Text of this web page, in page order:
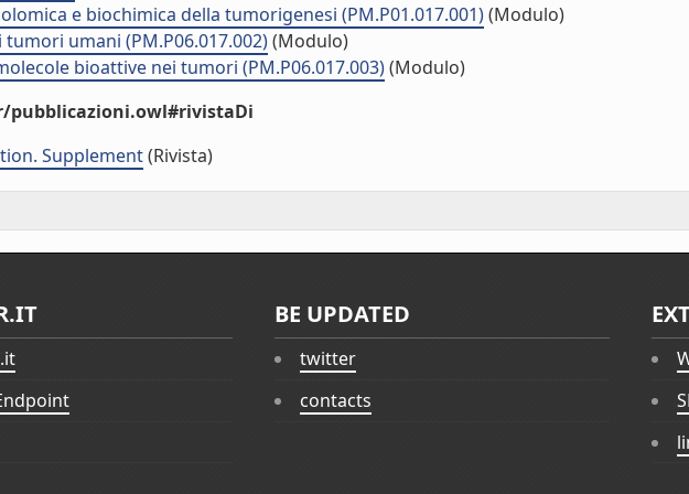
e biochimica della tumorigenesi (PM.P01.017.001)(Modulo)
umani (PM.P06.017.002)(Modulo)
bioattive nei tumori (PM.P06.017.003)(Modulo)
Supplement(Rivista)
BE UPDATED
twitter
contacts